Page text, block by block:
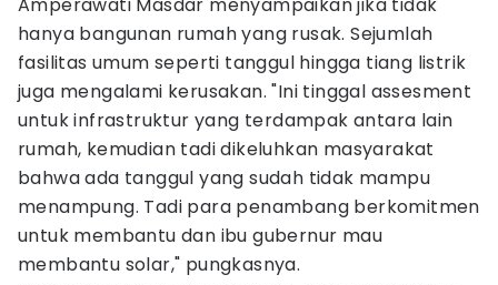
hanya bangunan rumah yang rusak. Sejumlah
fasilitas umum seperti tanggul hingga tiang listrik
juga mengalami kerusakan. "Ini tinggal assesment
untuk infrastruktur yang terdampak antara lain
rumah, kemudian tadi dikeluhkan masyarakat
bahwa ada tanggul yang sudah tidak mampu
menampung. Tadi para penambang berkomitmen
untuk membantu dan ibu gubernur mau
membantu solar," pungkasnya.